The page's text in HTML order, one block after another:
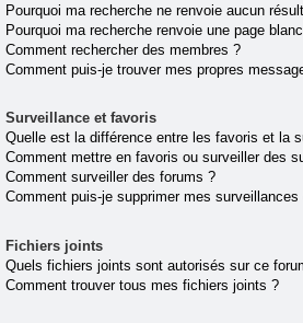
Pourquoi ma recherche ne renvoie aucun
Pourquoi ma recherche renvoie une page
Comment rechercher des membres ?
Comment puis-je trouver mes propres
Surveillance et favoris
Quelle est la différence entre les favoris et la
Comment mettre en favoris ou surveiller des
Comment surveiller des forums ?
Comment puis-je supprimer mes
Fichiers joints
Quels fichiers joints sont autorisés sur ce
Comment trouver tous mes fichiers joints ?